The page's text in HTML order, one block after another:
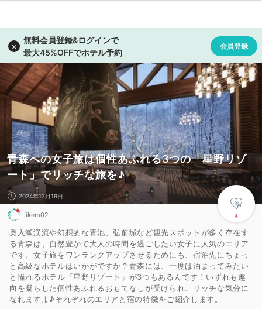
青森への女子旅は個性あふれる3つの「星野リゾ
ート」でリッチな旅を♪
4
2024年12月19日
ikem02
奥入瀬渓流や幻想的な青池、弘前城など観光スポットが多く存在す
る青森は、自然豊かで大人の時間を過ごしたい女子に人気のエリア
です。女子旅をワンランクアップさせるためにも、宿泊先にちょっ
と高級なホテルはいかがですか？青森には、一度は泊まってみたい
と憧れるホテル「星野リゾート」が3つもあるんです！いずれも趣
向を凝らした個性あふれるおもてなしが受けられ、リッチな気分に
なれますよ♪それぞれのエリアと宿の特徴をご紹介します。